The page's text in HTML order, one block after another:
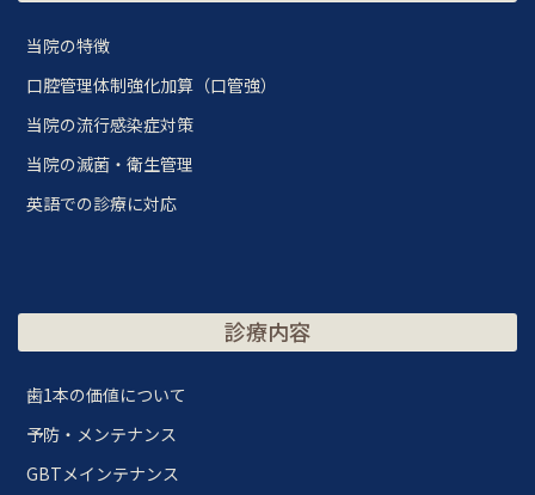
当院の特徴
口腔管理体制強化加算（口管強）
当院の流行感染症対策
当院の滅菌・衛生管理
英語での診療に対応
診療内容
歯1本の価値について
予防・メンテナンス
GBTメインテナンス